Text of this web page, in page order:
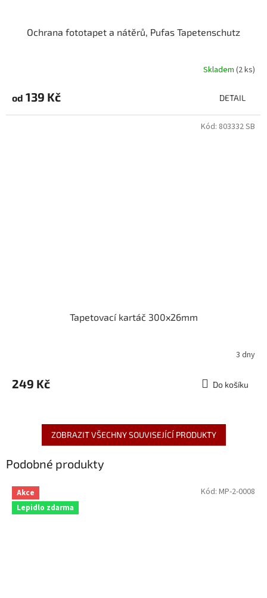
Ochrana fototapet a nátěrů, Pufas Tapetenschutz
Skladem (2 ks)
od 139 Kč DETAIL
Tapetovací kartáč 300x26mm
3 dny
249 Kč Do košíku
Kód: 803332 SB
ZOBRAZIT VŠECHNY SOUVISEJÍCÍ PRODUKTY
Podobné produkty
Akce
Lepidlo zdarma
Kód: MP-2-0008